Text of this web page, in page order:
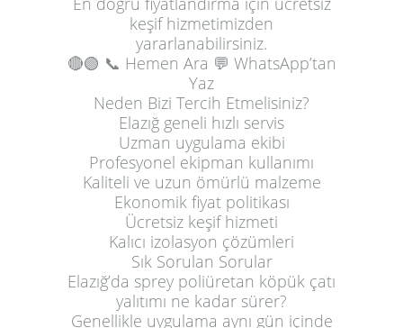
keşif hizmetimizden
yararlanabilirsiniz.
🔴🟢 📞 Hemen Ara 💬 WhatsApp’tan
Yaz
Neden Bizi Tercih Etmelisiniz?
Elazığ geneli hızlı servis
Uzman uygulama ekibi
Profesyonel ekipman kullanımı
Kaliteli ve uzun ömürlü malzeme
Ekonomik fiyat politikası
Ücretsiz keşif hizmeti
Kalıcı izolasyon çözümleri
Sık Sorulan Sorular
Elazığ’da sprey poliüretan köpük çatı
yalıtımı ne kadar sürer?
Genellikle uygulama aynı gün içinde